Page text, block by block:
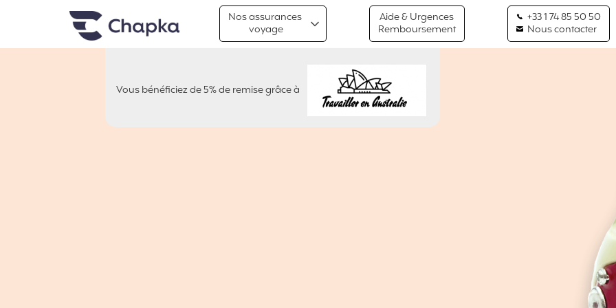
Chapka Assurances Voyages
Nos assurances
voyage
Aide & Urgences
Remboursement
+33 1 74 85 50 50
Nous contacter
Vous bénéficiez de 5% de remise grâce à
TRAVAILLER EN AUSTRALIE